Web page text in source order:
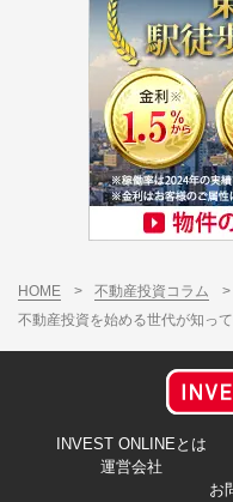
HOME > 不動産投資コラム
>
不動産投資を始める世代が知って
INVEST ONLINEとは
運営会社
お